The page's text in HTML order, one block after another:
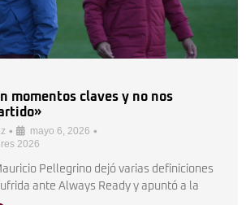
momentos claves y no nos
• mayo 6, 2026 •
2026
Pellegrino dejó varias definiciones
ante Always Ready y apuntó a la